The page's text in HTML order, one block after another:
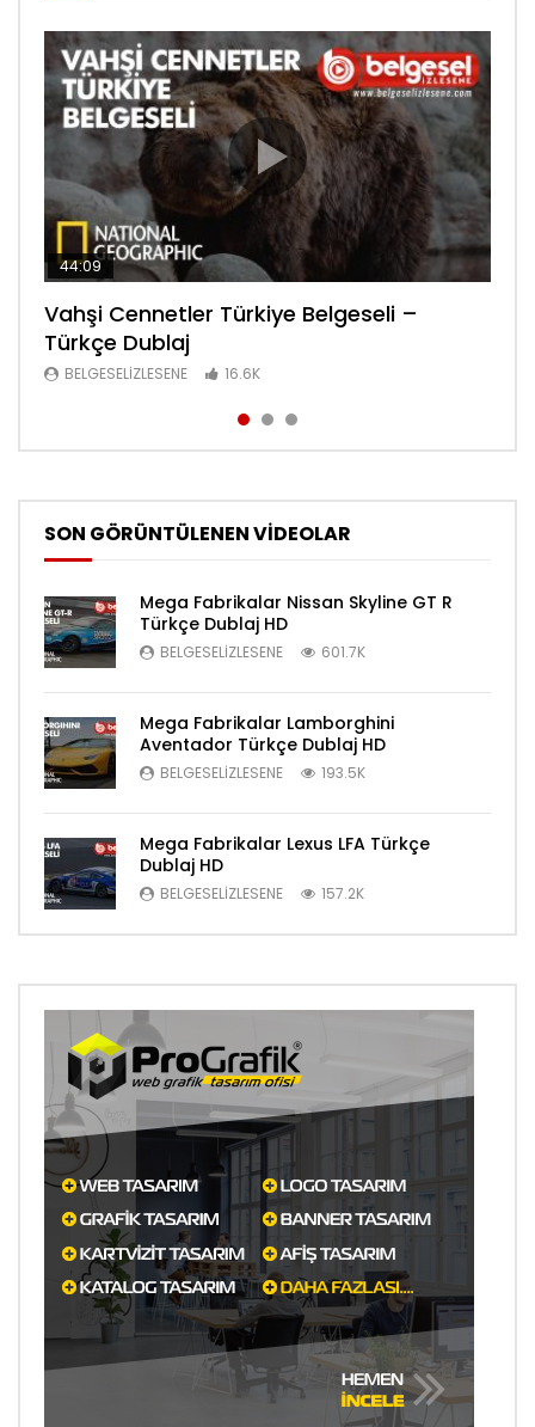
44:09
Vahşi Cennetler Türkiye Belgeseli –
Türkçe Dublaj
BELGESELIZLESENE 16.6K
44:08
Lanetli Piramit Tarihe Bakış Belgeseli –
Türkçe Dublaj
BELGESELIZLESENE 16.6K
30:34
Sanayi Devrimi Şehir Yaşamı Bölüm 6
Belgeseli – Türkçe Dublaj
BELGESELIZLESENE 16.4K
SON GÖRÜNTÜLENEN VİDEOLAR
Mega Fabrikalar Nissan Skyline GT R
Türkçe Dublaj HD
BELGESELIZLESENE 601.7K
Mega Fabrikalar Lamborghini
Aventador Türkçe Dublaj HD
BELGESELIZLESENE 193.5K
Mega Fabrikalar Lexus LFA Türkçe
Dublaj HD
BELGESELIZLESENE 157.2K